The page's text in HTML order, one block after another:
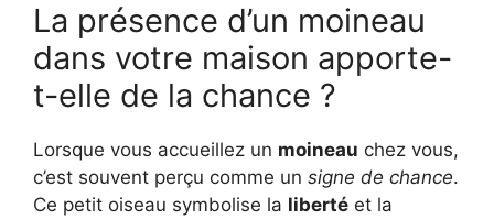
La présence d’un moineau
dans votre maison apporte-
t-elle de la chance ?
Lorsque vous accueillez un moineau chez vous,
c’est souvent perçu comme un signe de chance.
Ce petit oiseau symbolise la liberté et la